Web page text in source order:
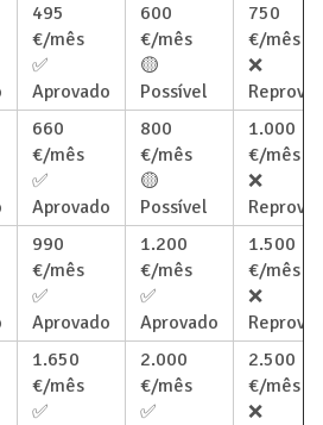
495
€/mês
✅
Aprovado
600
€/mês
🟡
Possível
750
€/mês
❌
660
€/mês
✅
Aprovado
800
€/mês
🟡
Possível
1.000
€/mês
❌
990
€/mês
✅
Aprovado
1.200
€/mês
✅
Aprovado
1.500
€/mês
❌
1.650
€/mês
✅
2.000
€/mês
✅
2.500
€/mês
❌